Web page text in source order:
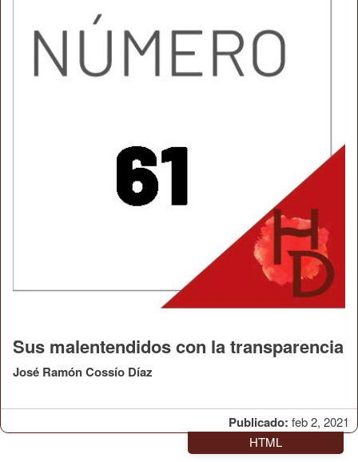
Publicado: feb 2, 2021
Sus malentendidos con la transparencia
José Ramón Cossío Díaz
HTML